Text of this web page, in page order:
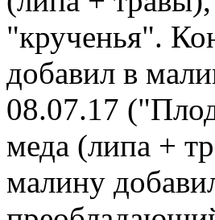
"крученья".
добавил в
08.07.17
меда (липа +
малину